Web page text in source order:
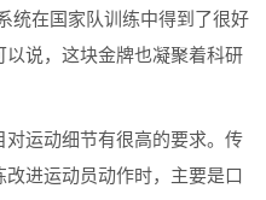
统在国家队训练中得到了很好
说，这块金牌也凝聚着科研
运动细节有很高的要求。传
进运动员动作时，主要是口